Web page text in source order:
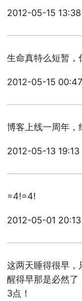
2012-05-15 13:38
生命真特么短暂
2012-05-15 00:47
博客上线一周年
2012-05-13 19:13
=4!=4!
2012-05-01 20:13
这两天睡得很早，
醒得早那是必然了
3点！